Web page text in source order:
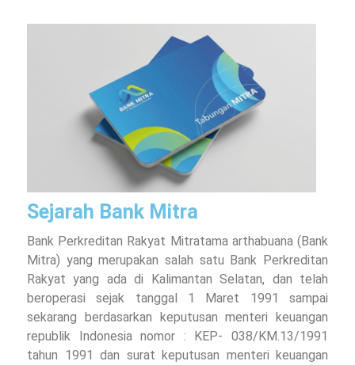
Sejarah Bank Mitra
Bank Perkreditan Rakyat Mitratama arthabuana (Bank
Mitra) yang merupakan salah satu Bank Perkreditan
Rakyat yang ada di Kalimantan Selatan, dan telah
beroperasi sejak tanggal 1 Maret 1991 sampai
sekarang berdasarkan keputusan menteri keuangan
republik Indonesia nomor : KEP- 038/KM.13/1991
tahun 1991 dan surat keputusan menteri keuangan